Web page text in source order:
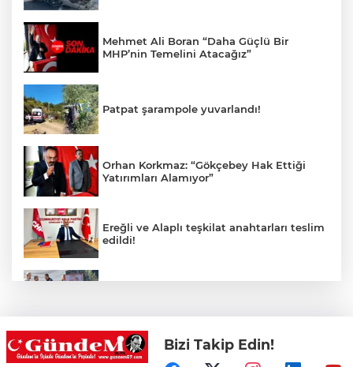
Mehmet Ali Boran “Daha Güçlü Bir
MHP’nin Temelini Atacağız”
Patpat şarampole yuvarlandı!
Orhan Korkmaz: “Gökçebey Hak Ettiği
Yatırımları Alamıyor”
Ereğli ve Alaplı teşkilat anahtarları teslim
edildi!
Bir anda alevlere teslim oldu!
Bizi Takip Edin!